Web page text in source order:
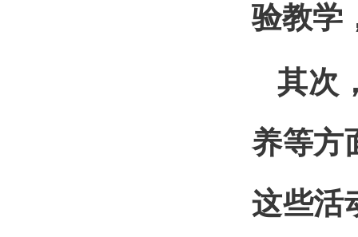
验教学
其次
养等方
这些活